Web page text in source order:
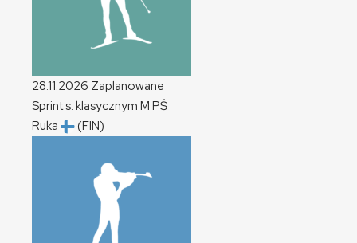
28.11.2026 Zaplanowane
Sprint s. klasycznym M PŚ
Ruka
(FIN)